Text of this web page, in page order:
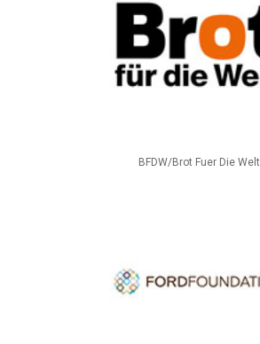
BFDW/Brot Fuer Die Welt